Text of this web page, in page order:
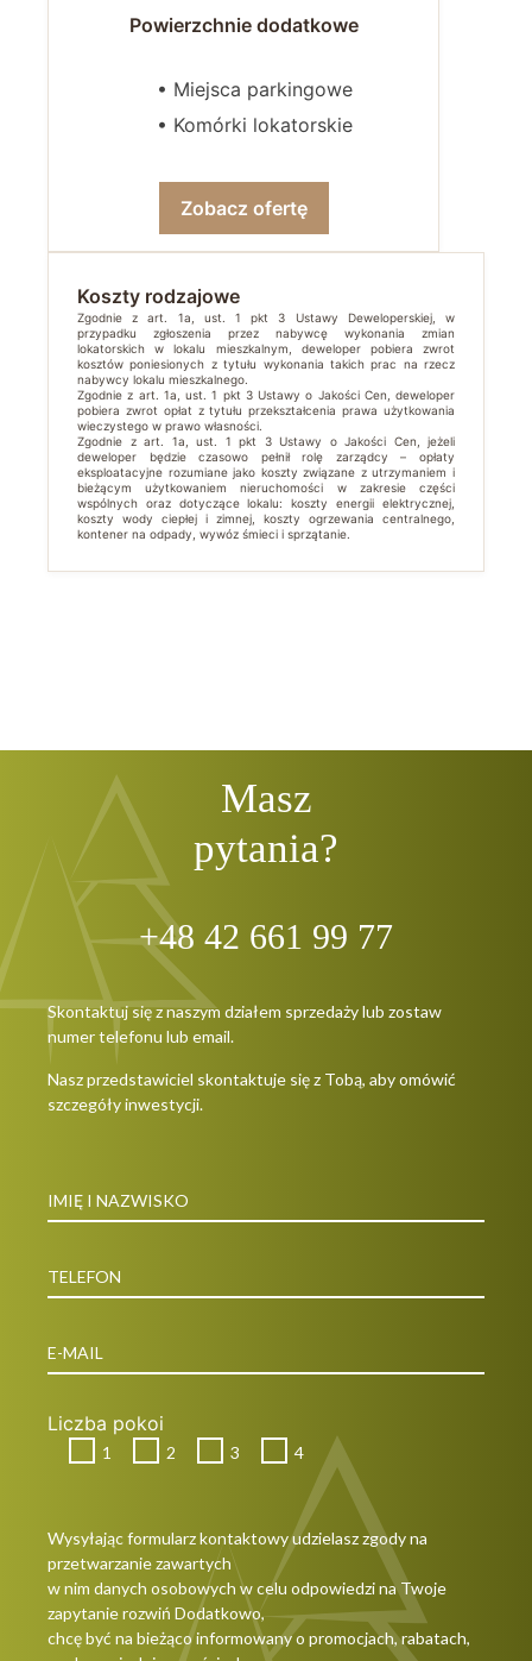
Powierzchnie dodatkowe
• Miejsca parkingowe
• Komórki lokatorskie
Zobacz ofertę
Koszty rodzajowe
Zgodnie z art. 1a, ust. 1 pkt 3 Ustawy Deweloperskiej, w
przypadku zgłoszenia przez nabywcę wykonania zmian
lokatorskich w lokalu mieszkalnym, deweloper pobiera zwrot
kosztów poniesionych z tytułu wykonania takich prac na rzecz
nabywcy lokalu mieszkalnego.
Zgodnie z art. 1a, ust. 1 pkt 3 Ustawy o Jakości Cen, deweloper
pobiera zwrot opłat z tytułu przekształcenia prawa użytkowania
wieczystego w prawo własności.
Zgodnie z art. 1a, ust. 1 pkt 3 Ustawy o Jakości Cen, jeżeli
deweloper będzie czasowo pełnił rolę zarządcy – opłaty
eksploatacyjne rozumiane jako koszty związane z utrzymaniem i
bieżącym użytkowaniem nieruchomości w zakresie części
wspólnych oraz dotyczące lokalu: koszty energii elektrycznej,
koszty wody ciepłej i zimnej, koszty ogrzewania centralnego,
kontener na odpady, wywóz śmieci i sprzątanie.
Masz
pytania?
+48 42 661 99 77
Skontaktuj się z naszym działem sprzedaży lub zostaw
numer telefonu lub email.
Nasz przedstawiciel skontaktuje się z Tobą, aby omówić
szczegóły inwestycji.
Liczba pokoi
1 2 3 4
Wysyłając formularz kontaktowy udzielasz zgody na
przetwarzanie zawartych
w nim danych osobowych w celu odpowiedzi na Twoje
zapytanie rozwiń Dodatkowo,
chcę być na bieżąco informowany o promocjach, rabatach,